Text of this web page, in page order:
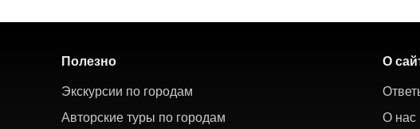
Полезно
Экскурсии по городам
Авторские туры по городам
О
О нас